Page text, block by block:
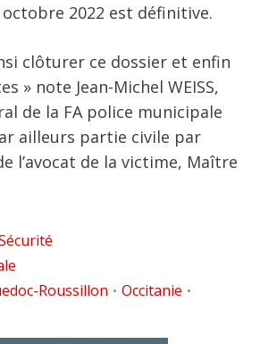
2022 est définitive.
clôturer ce dossier et enfin
» note Jean-Michel WEISS,
de la FA police municipale
ailleurs partie civile par
l’avocat de la victime, Maître
Roussillon • Occitanie •